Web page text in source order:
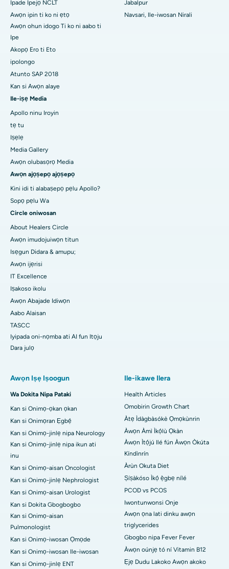
Ipade Ipejọ NCLT
Awọn ipin ti ko ni ẹtọ
Awọn ohun idogo Ti ko ni aabo ti
Ipe
Akopọ Ero ti Eto
ipolongo
Atunto SAP 2018
Kan si Awọn alaye
Ile-iṣẹ Media
Apollo ninu Iroyin
tẹ tu
Iṣẹlẹ
Media Gallery
Awọn olubasọrọ Media
Awọn ajọṣepọ ajọṣepọ
Kini idi ti alabaṣepọ pẹlu Apollo?
Sopọ pẹlu Wa
Circle oniwosan
About Healers Circle
Awọn imudojuiwọn titun
Isẹgun Didara & amupu;
Awọn ijẹrisi
IT Excellence
Iṣakoso ikolu
Awọn Abajade Idiwọn
Aabo Alaisan
TASCC
Iyipada oni-nọmba ati AI fun Itọju
Dara julọ
Jabalpur
Navsari, Ile-iwosan Nirali
Awọn Iṣẹ Iṣoogun
Wa Dokita Nipa Pataki
Kan si Onimọ-ọkan ọkan
Kan si Onimọran Ẹgbẹ́
Kan si Onimọ-jinlẹ nipa Neurology
Kan si Onimọ-jinlẹ nipa ikun ati
inu
Kan si Onimọ-aisan Oncologist
Kan si Onimọ-jinlẹ Nephrologist
Kan si Onimọ-aisan Urologist
Kan si Dokita Gbogbogbo
Kan si Onimọ-aisan
Pulmonologist
Kan si Onimọ-iwosan Ọmọde
Kan si Onimọ-iwosan Ile-iwosan
Kan si Onimọ-jinlẹ ENT
Ile-ikawe Ilera
Health Articles
Omobirin Growth Chart
Àtẹ Ìdàgbàsókè Ọmọkùnrin
Àwọn Àmì Ìkọ́lù Ọkàn
Àwọn Ìtọ́jú Ilé fún Àwọn Òkúta
Kíndìnrín
Àrùn Okuta Diet
Ṣíṣàkóso Ìkọ́ ẹ̀gbẹ nílé
PCOD vs PCOS
Iwontunwonsi Onje
Awọn ọna lati dinku awọn
triglycerides
Gbogbo nipa Fever Fever
Àwọn oúnjẹ tó ní Vitamin B12
Ẹjẹ Dudu Lakoko Awọn akoko